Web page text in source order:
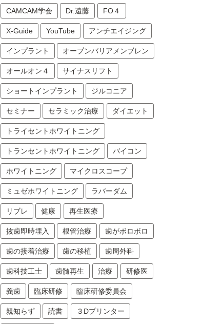
CAMCAM学会 Dr.遠藤 FO４
X-Guide YouTube アンチエイジング
インプラント オープンバリアメンブレン
オールオン４ サイナスリフト
ショートインプラント ジルコニア
セミナー セラミック治療 ダイエット
トライセントホワイトニング
トランセントホワイトニング バイコン
ホワイトニング マイクロスコープ
ミュゼホワイトニング ラバーダム
リブレ 健康 再生医療
抜歯即時埋入 根管治療 歯がボロボロ
歯の接着治療 歯の移植 歯周外科
歯科技工士 歯髄再生 治療 研修医
義歯 臨床研修 臨床研修委員会
親知らず 読書 ３Dプリンター